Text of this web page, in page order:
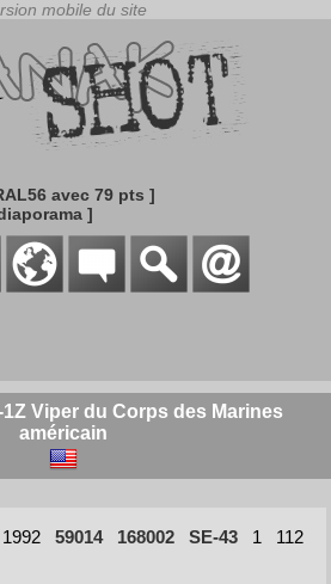
avec 79 pts ]
]
Viper du Corps des Marines
américain
1992 59014 168002 SE-43 1
112